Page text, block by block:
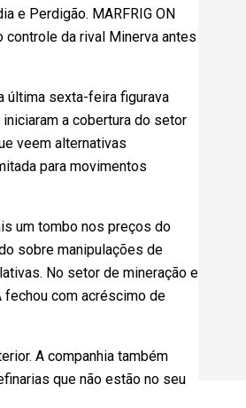
e Perdigão. MARFRIG ON
controle da rival Minerva antes
última sexta-feira figurava
a cobertura do setor
veem alternativas
para movimentos
um tombo nos preços do
sobre manipulações de
No setor de mineração e
fechou com acréscimo de
A companhia também
que não estão no seu